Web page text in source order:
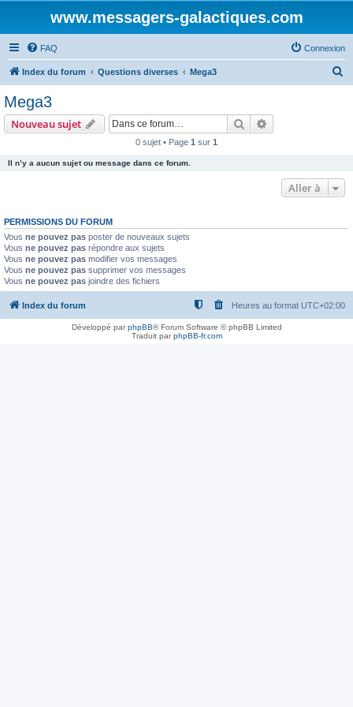
www.messagers-galactiques.com
FAQ Connexion
Index du forum Questions diverses Mega3
Mega3
Nouveau sujet Rechercher
0 sujet • Page 1 sur 1
Il n’y a aucun sujet ou message dans ce forum.
Aller à
PERMISSIONS DU FORUM
Vous ne pouvez pas poster de nouveaux sujets
Vous ne pouvez pas répondre aux sujets
Vous ne pouvez pas modifier vos messages
Vous ne pouvez pas supprimer vos messages
Vous ne pouvez pas joindre des fichiers
Index du forum Heures au format UTC+02:00
Développé parphpBB® Forum Software © phpBB Limited
Traduit parphpBB-fr.com